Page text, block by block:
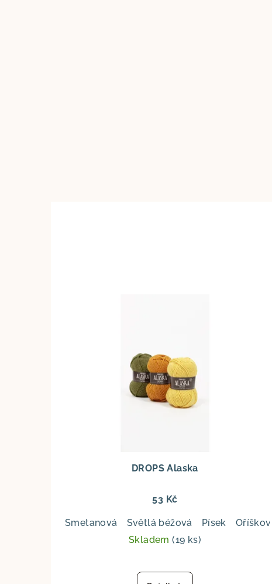
DROPS Alaska
53 Kč
Smetanová Světlá béžová Písek Oříšková
Skladem(19 ks)